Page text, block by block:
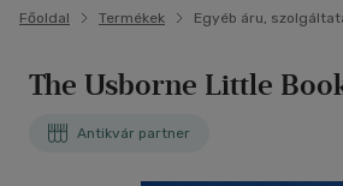
Főoldal Termékek Egyéb áru,
The Usborne Little
Antikvár partner